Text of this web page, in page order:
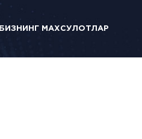
БИЗНИНГ МАХСУЛОТЛАР